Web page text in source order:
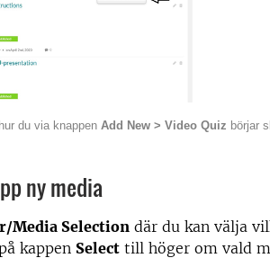
du via knappen Add New > Video Quiz börjar
ny media
Media Selection där du kan välja
kappen Select till höger om vald